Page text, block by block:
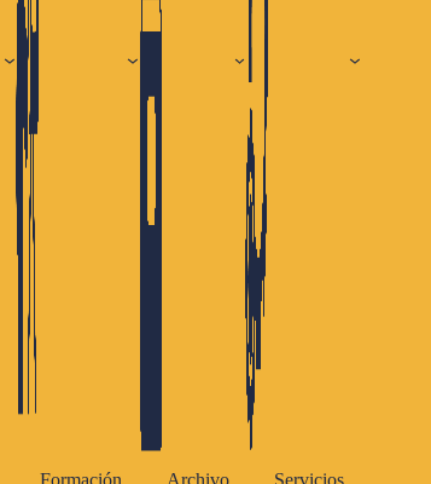
Formación Archivo Servicios